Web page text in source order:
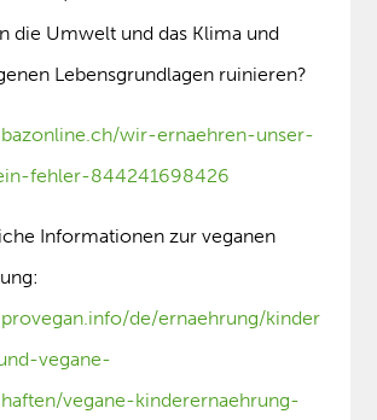
die Umwelt und das Klima und
Lebensgrundlagen ruinieren?
wir-ernaehren-unser-
fehler-844241698426
Informationen zur veganen
de/ernaehrung/kinder
vegane-
vegane-kinderernaehrung-